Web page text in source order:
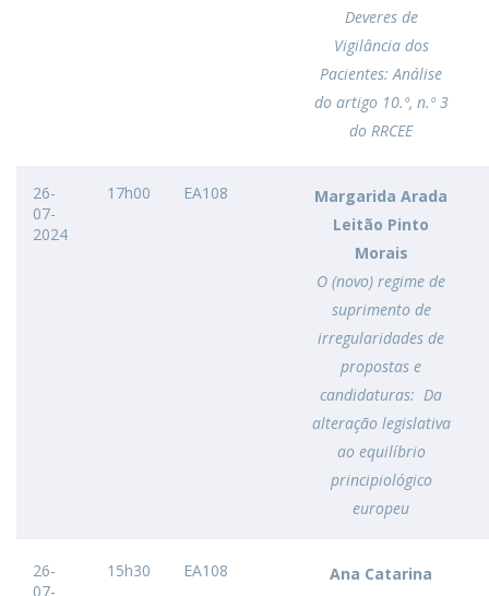
Deveres de
Vigilância dos
Pacientes: Análise
do artigo 10.º, n.º 3
do RRCEE
26-
07-
2024
17h00 EA108
Margarida Arada
Leitão Pinto
Morais
O (novo) regime de
suprimento de
irregularidades de
propostas e
candidaturas: Da
alteração legislativa
ao equilíbrio
principiológico
europeu
26-
07-
15h30 EA108
Ana Catarina